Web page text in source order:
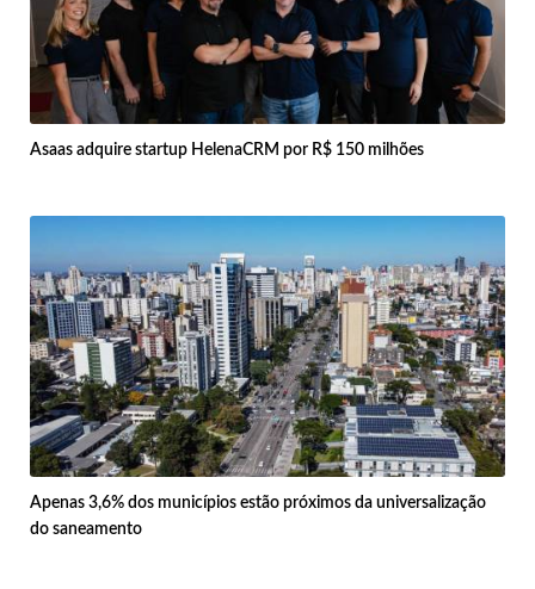
Asaas adquire startup HelenaCRM por R$ 150 milhões
Apenas 3,6% dos municípios estão próximos da universalização
do saneamento